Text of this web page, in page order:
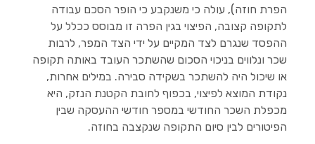
הפרת חוזה), עולה כי משנקבע כי הופר הסכם עבודה
לתקופה קצובה, הפיצוי בגין הפרה זו מבוסס ככלל על
ההפסד שנגרם לצד המקיים על ידי הצד המפר, לרבות
שכר ונלווים בניכוי הסכום שהשתכר העובד באותה תקופה
או שיכול היה להשתכר בשקידה סבירה. במילים אחרות,
נקודת המוצא לפיצוי, בכפוף לחובת הקטנת הנזק, היא
מכפלת השכר החודשי במספר חודשי ההעסקה שבין
הפיטורים לבין סיום התקופה שנקצבה בחוזה.